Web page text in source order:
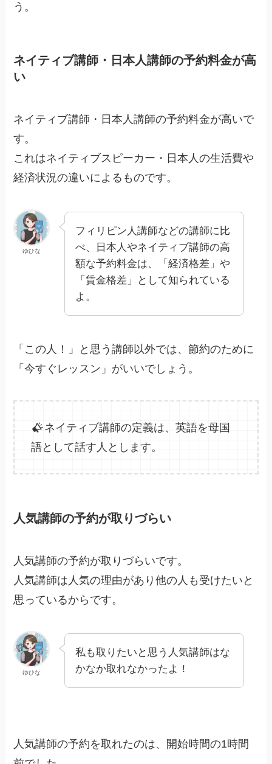
う。
ネイティブ講師・日本人講師の予約料金が高
い
ネイティブ講師・日本人講師の予約料金が高いで
す。
これはネイティブスピーカー・日本人の生活費や
経済状況の違いによるものです。
ゆひな
フィリピン人講師などの講師に比
べ、日本人やネイティブ講師の高
額な予約料金は、「経済格差」や
「賃金格差」として知られている
よ。
「この人！」と思う講師以外では、節約のために
「今すぐレッスン」がいいでしょう。
ネイティブ講師の定義は、英語を母国
語として話す人とします。
人気講師の予約が取りづらい
人気講師の予約が取りづらいです。
人気講師は人気の理由があり他の人も受けたいと
思っているからです。
ゆひな
私も取りたいと思う人気講師はな
かなか取れなかったよ！
人気講師の予約を取れたのは、開始時間の1時間